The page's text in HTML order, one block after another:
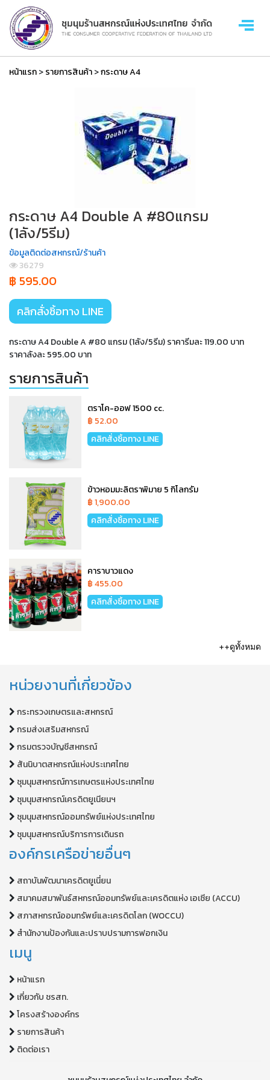
หน้าแรก>รายการสินค้า>กระดาษ A4
กระดาษ A4 Double A #80แกรม
(1ลัง/5รีม)
ข้อมูลติดต่อสหกรณ์/ร้านค้า
36279
฿ 595.00
คลิกสั่งซิ้อทาง LINE
กระดาษ A4 Double A #80 แกรม (1ลัง/5รีม) ราคารีมละ 119.00 บาท
ราคาลังละ 595.00 บาท
รายการสินค้า
ตราโค-ออฟ 1500 cc.
฿ 52.00
คลิกสั่งซิ้อทาง LINE
ข้าวหอมมะลิตราพิมาย 5 กิโลกรัม
฿ 1,900.00
คลิกสั่งซิ้อทาง LINE
คาราบาวแดง
฿ 455.00
คลิกสั่งซิ้อทาง LINE
++ดูทั้งหมด
หน่วยงานที่เกี่ยวข้อง
กระทรวงเกษตรและสหกรณ์
กรมส่งเสริมสหกรณ์
กรมตรวจบัญชีสหกรณ์
สันนิบาตสหกรณ์แห่งประเทศไทย
ชุมนุมสหกรณ์การเกษตรแห่งประเทศไทย
ชุมนุมสหกรณ์เครดิตยูเนียนฯ
ชุมนุมสหกรณ์ออมทรัพย์แห่งประเทศไทย
ชุมนุมสหกรณ์บริการการเดินรถ
องค์กรเครือข่ายอื่นๆ
สถาบันพัฒนาเครดิตยูเนี่ยน
สมาคมสมาพันธ์สหกรณ์ออมทรัพย์และเครดิตแห่ง เอเซีย (ACCU)
สภาสหกรณ์ออมทรัพย์และเครดิตโลก (WOCCU)
สำนักงานป้องกันและปราบปรามการฟอกเงิน
เมนู
หน้าแรก
เกี่ยวกับ ชรสท.
โครงสร้างองค์กร
รายการสินค้า
ติดต่อเรา